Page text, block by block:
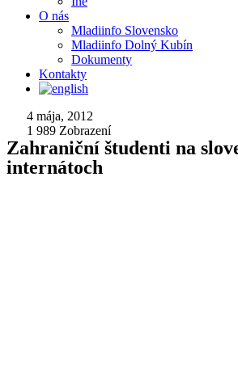
O nás
Mladiinfo Slovensko
Mladiinfo Dolný Kubín
Dokumenty
Kontakty
4 mája, 2012
1 989 Zobrazení
Zahraniční študenti na
internátoch